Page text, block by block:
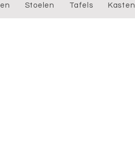
Stoelen Tafels Kasten